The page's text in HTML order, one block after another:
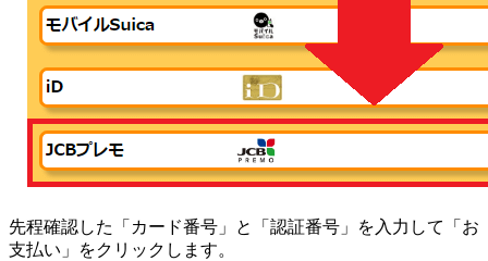
先程確認した「カード番号」と「認証番号」を入力して「お
支払い」をクリックします。